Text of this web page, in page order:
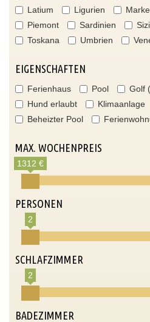
Latium
Ligurien
Piemont
Sardinien
Toskana
Umbrien
EIGENSCHAFTEN
Ferienhaus Pool
Golf
Hund erlaubt
Klimaanlage
Beheizter Pool
MAX. WOCHENPREIS
1312 €
PERSONEN
2
SCHLAFZIMMER
2
BADEZIMMER